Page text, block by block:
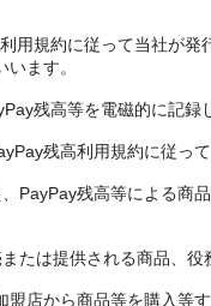
用規約に従って当社が
ます。
残高等を電磁的に記録
残高利用規約に従っ
PayPay残高等による
たは提供される商品、役
盟店から商品等を購入